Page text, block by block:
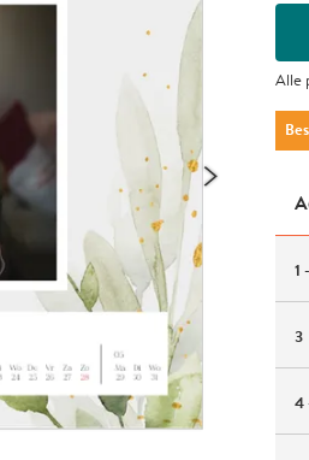
Alle
1
3
4